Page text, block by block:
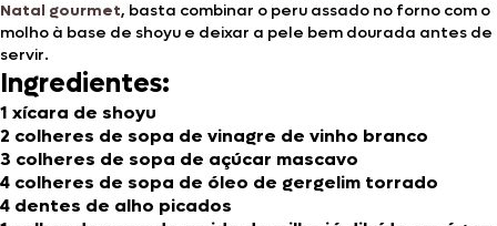
Natal gourmet, basta combinar o peru assado no forno com o
molho à base de shoyu e deixar a pele bem dourada antes de
servir.
Ingredientes:
1 xícara de shoyu
2 colheres de sopa de vinagre de vinho branco
3 colheres de sopa de açúcar mascavo
4 colheres de sopa de óleo de gergelim torrado
4 dentes de alho picados